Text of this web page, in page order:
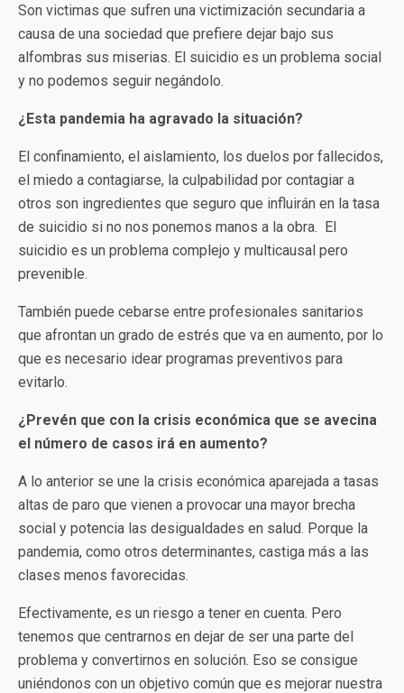
Son victimas que sufren una victimización secundaria a
causa de una sociedad que prefiere dejar bajo sus
alfombras sus miserias. El suicidio es un problema social
y no podemos seguir negándolo.
¿Esta pandemia ha agravado la situación?
El confinamiento, el aislamiento, los duelos por fallecidos,
el miedo a contagiarse, la culpabilidad por contagiar a
otros son ingredientes que seguro que influirán en la tasa
de suicidio si no nos ponemos manos a la obra. El
suicidio es un problema complejo y multicausal pero
prevenible.
También puede cebarse entre profesionales sanitarios
que afrontan un grado de estrés que va en aumento, por lo
que es necesario idear programas preventivos para
evitarlo.
¿Prevén que con la crisis económica que se avecina
el número de casos irá en aumento?
A lo anterior se une la crisis económica aparejada a tasas
altas de paro que vienen a provocar una mayor brecha
social y potencia las desigualdades en salud. Porque la
pandemia, como otros determinantes, castiga más a las
clases menos favorecidas.
Efectivamente, es un riesgo a tener en cuenta. Pero
tenemos que centrarnos en dejar de ser una parte del
problema y convertirnos en solución. Eso se consigue
uniéndonos con un objetivo común que es mejorar nuestra